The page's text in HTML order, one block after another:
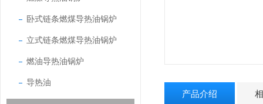
卧式链条燃煤导热油锅炉
立式链条燃煤导热油锅炉
燃油导热油锅炉
导热油
产品介绍